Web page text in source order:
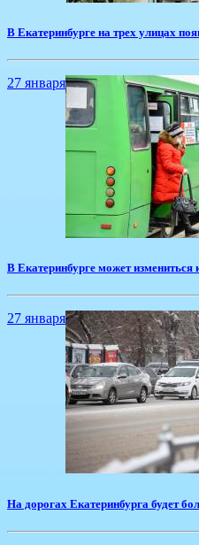
В Екатеринбурге на трех улицах
27 января
В Екатеринбурге может
27 января
На дорогах Екатеринбурга будет